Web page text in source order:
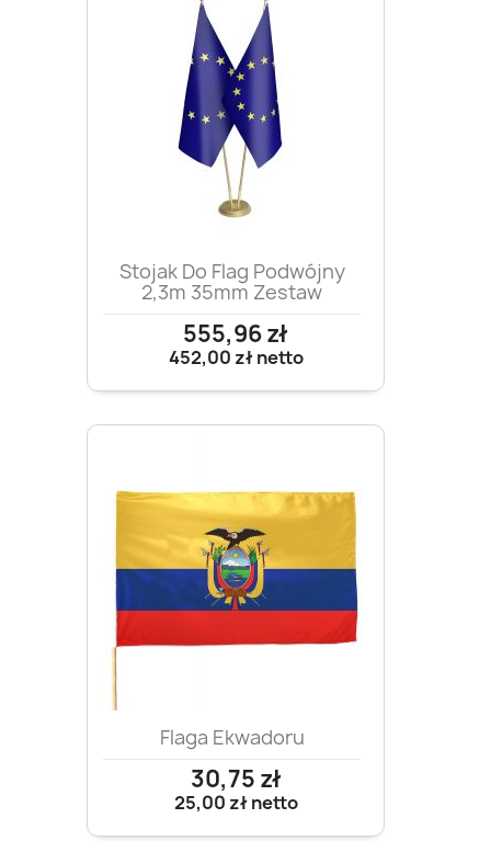
Stojak Do Flag Podwójny
2,3m 35mm Zestaw
555,96 zł
452,00 złnetto
Flaga Ekwadoru
30,75 zł
25,00 złnetto